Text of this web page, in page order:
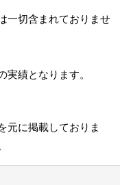
一切含まれておりませ
績となります。
元に掲載しておりま